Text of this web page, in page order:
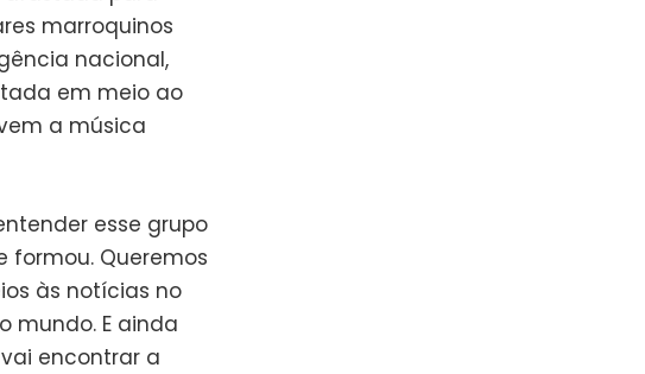
marroquinos
nacional,
em meio ao
a música
esse grupo
formou. Queremos
às notícias no
mundo. E ainda
encontrar a